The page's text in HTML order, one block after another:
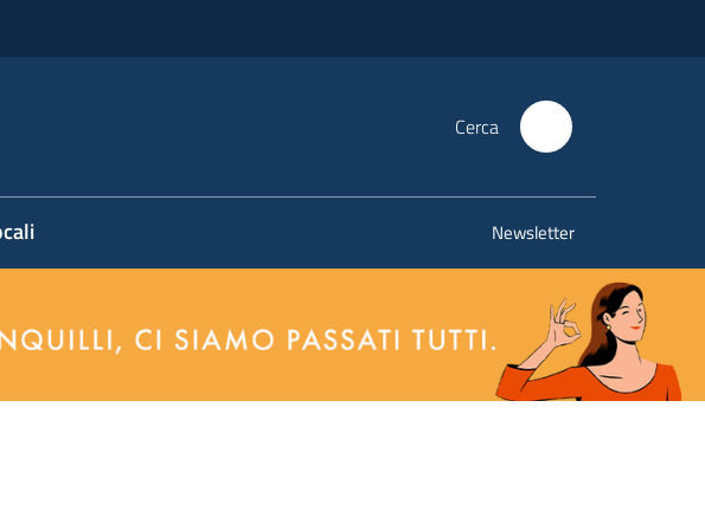
Cerca
Newsletter